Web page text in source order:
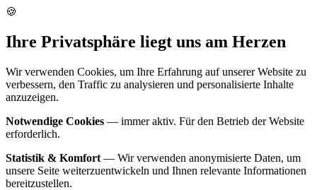
🍪
Ihre Privatsphäre liegt uns am Herzen
Wir verwenden Cookies, um Ihre Erfahrung auf unserer Website zu
verbessern, den Traffic zu analysieren und personalisierte Inhalte
anzuzeigen.
Notwendige Cookies — immer aktiv. Für den Betrieb der Website
erforderlich.
Statistik & Komfort — Wir verwenden anonymisierte Daten, um
unsere Seite weiterzuentwickeln und Ihnen relevante Informationen
bereitzustellen.